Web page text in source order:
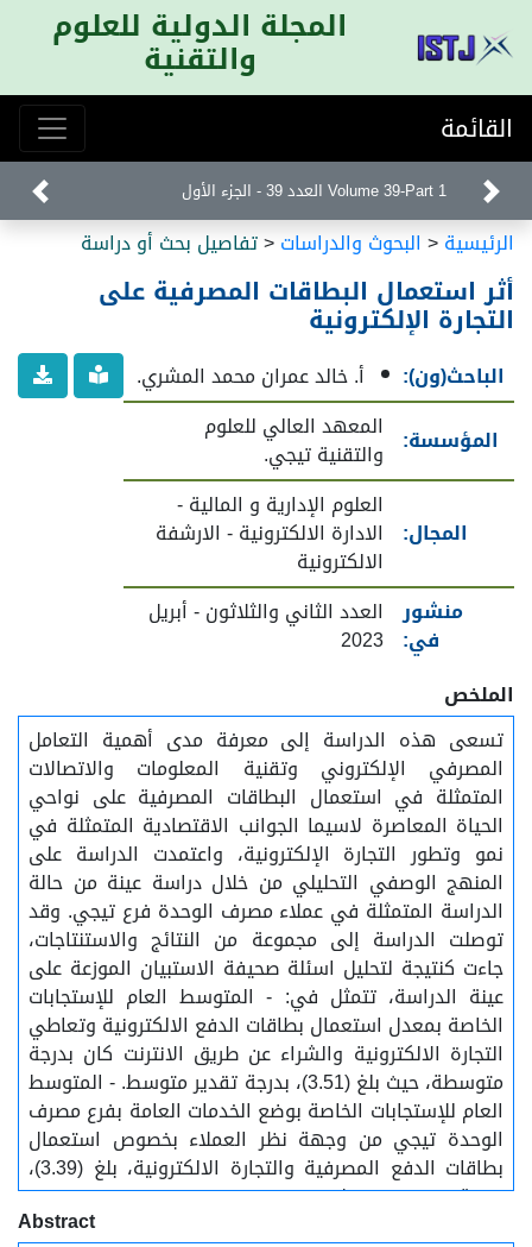
المجلة الدولية للعلوم
والتقنية
القائمة
Volume 39-Part 1 العدد 39 - الجزء الأول
الرئيسية< البحوث والدراسات<تفاصيل بحث أو دراسة
أثر استعمال البطاقات المصرفية على
التجارة الإلكترونية
الباحث(ون):
أ. خالد عمران محمد المشري.
المؤسسة:
المعهد العالي للعلوم
والتقنية تيجي.
المجال:
العلوم الإدارية و المالية -
الادارة الالكترونية - الارشفة
الالكترونية
منشور
في:
العدد الثاني والثلاثون - أبريل
2023
الملخص
تسعى هذه الدراسة إلى معرفة مدى أهمية التعامل
المصرفي الإلكتروني وتقنية المعلومات والاتصالات
المتمثلة في استعمال البطاقات المصرفية على نواحي
الحياة المعاصرة لاسيما الجوانب الاقتصادية المتمثلة في
نمو وتطور التجارة الإلكترونية، واعتمدت الدراسة على
المنهج الوصفي التحليلي من خلال دراسة عينة من حالة
الدراسة المتمثلة في عملاء مصرف الوحدة فرع تيجي. وقد
توصلت الدراسة إلى مجموعة من النتائج والاستنتاجات،
جاءت كنتيجة لتحليل اسئلة صحيفة الاستبيان الموزعة على
عينة الدراسة، تتمثل في: - المتوسط العام للإستجابات
الخاصة بمعدل استعمال بطاقات الدفع الالكترونية وتعاطي
التجارة الالكترونية والشراء عن طريق الانترنت كان بدرجة
متوسطة، حيث بلغ (3.51)، بدرجة تقدير متوسط. - المتوسط
العام للإستجابات الخاصة بوضع الخدمات العامة بفرع مصرف
الوحدة تيجي من وجهة نظر العملاء بخصوص استعمال
بطاقات الدفع المصرفية والتجارة الالكترونية، بلغ (3.39)،
بدرجة تقدير متوسط
Abstract